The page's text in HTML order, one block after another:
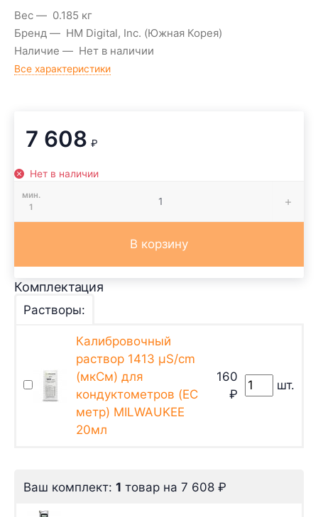
Вес
0.185 кг
Бренд
HM Digital, Inc. (Южная Корея)
Наличие
Нет в наличии
Все характеристики
7 608 ₽
Нет в наличии
мин.
1
В корзину
Комплектация
Растворы:
Калибровочный
раствор 1413 µS/cm
(мкСм) для
кондуктометров (EC
метр) MILWAUKEE
20мл
160
₽
шт.
Ваш комплект: 1 товар на 7 608 ₽